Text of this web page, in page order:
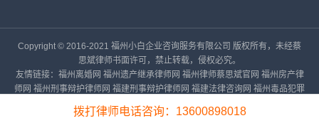
Copyright © 2016-2021 福州小白企业咨询服务有限公司 版权所有，未经蔡
思斌律师书面许可，禁止转载，侵权必究。
友情链接： 福州离婚网 福州遗产继承律师网 福州律师蔡思斌官网 福州房产律
师网 福州刑事辩护律师网 福建刑事辩护律师网 福建法律咨询网 福州毒品犯罪
福州律师网 福建民生传承法律服务中心
福州继承律师 福州婚姻律师 福州家事律师
拨打律师电话咨询：13600898018